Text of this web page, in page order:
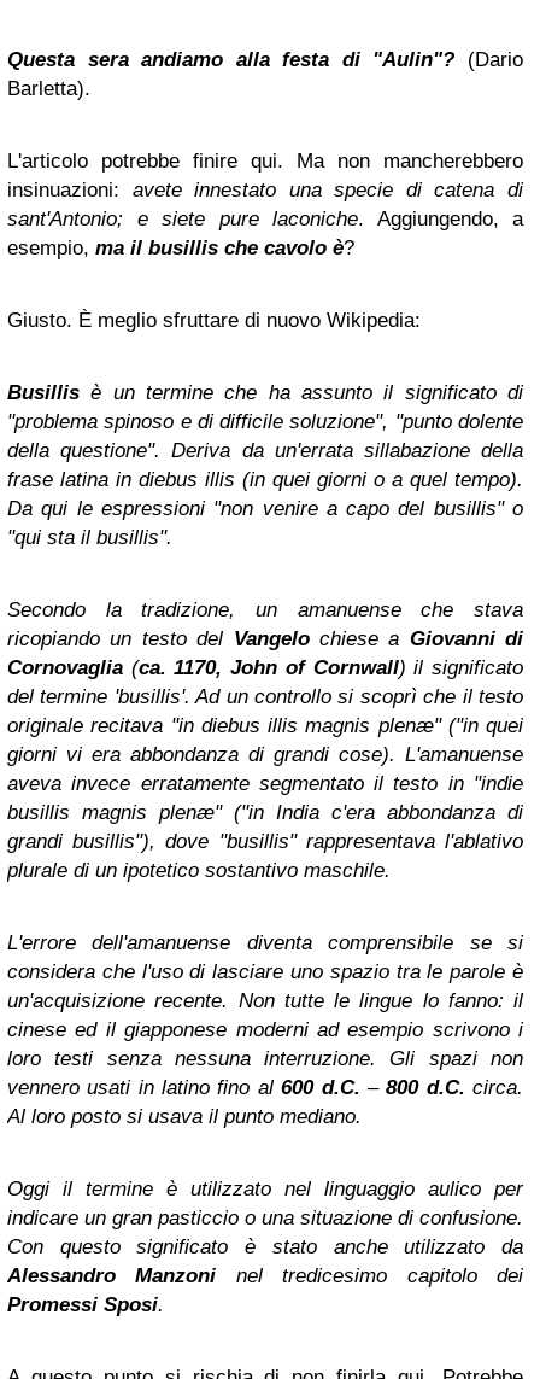
Questa sera andiamo alla festa di "Aulin"? (Dario
Barletta).
L'articolo potrebbe finire qui. Ma non mancherebbero
insinuazioni: avete innestato una specie di catena di
sant'Antonio; e siete pure laconiche. Aggiungendo, a
esempio, ma il busillis che cavolo è?
Giusto. È meglio sfruttare di nuovo Wikipedia:
Busillis è un termine che ha assunto il significato di
"problema spinoso e di difficile soluzione", "punto dolente
della questione". Deriva da un'errata sillabazione della
frase latina in diebus illis (in quei giorni o a quel tempo).
Da qui le espressioni "non venire a capo del busillis" o
"qui sta il busillis".
Secondo la tradizione, un amanuense che stava
ricopiando un testo del Vangelo chiese a Giovanni di
Cornovaglia (ca. 1170, John of Cornwall) il significato
del termine 'busillis'. Ad un controllo si scoprì che il testo
originale recitava "in diebus illis magnis plenæ" ("in quei
giorni vi era abbondanza di grandi cose). L'amanuense
aveva invece erratamente segmentato il testo in "indie
busillis magnis plenæ" ("in India c'era abbondanza di
grandi busillis"), dove "busillis" rappresentava l'ablativo
plurale di un ipotetico sostantivo maschile.
L'errore dell'amanuense diventa comprensibile se si
considera che l'uso di lasciare uno spazio tra le parole è
un'acquisizione recente. Non tutte le lingue lo fanno: il
cinese ed il giapponese moderni ad esempio scrivono i
loro testi senza nessuna interruzione. Gli spazi non
vennero usati in latino fino al600 d.C. –800 d.C. circa.
Al loro posto si usava il punto mediano.
Oggi il termine è utilizzato nel linguaggio aulico per
indicare un gran pasticcio o una situazione di confusione.
Con questo significato è stato anche utilizzato da
Alessandro Manzoni
nel tredicesimo capitolo dei
Promessi Sposi.